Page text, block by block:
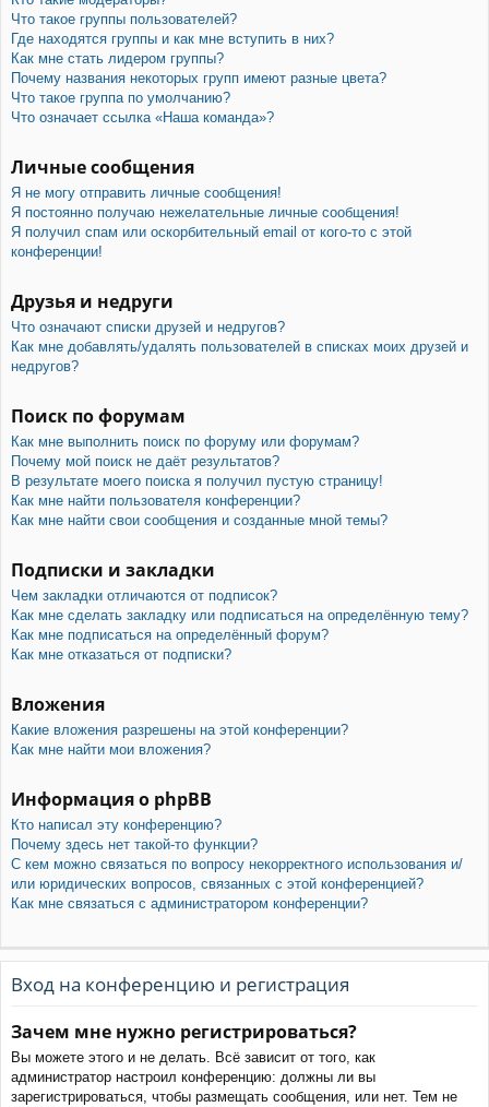
Что такое группы пользователей?
Где находятся группы и как мне вступить в них?
Как мне стать лидером группы?
Почему названия некоторых групп имеют разные цвета?
Что такое группа по умолчанию?
Что означает ссылка «Наша команда»?
Личные сообщения
Я не могу отправить личные сообщения!
Я постоянно получаю нежелательные личные сообщения!
Я получил спам или оскорбительный email от кого-то с этой
конференции!
Друзья и недруги
Что означают списки друзей и недругов?
Как мне добавлять/удалять пользователей в списках моих друзей и
недругов?
Поиск по форумам
Как мне выполнить поиск по форуму или форумам?
Почему мой поиск не даёт результатов?
В результате моего поиска я получил пустую страницу!
Как мне найти пользователя конференции?
Как мне найти свои сообщения и созданные мной темы?
Подписки и закладки
Чем закладки отличаются от подписок?
Как мне сделать закладку или подписаться на определённую тему?
Как мне подписаться на определённый форум?
Как мне отказаться от подписки?
Вложения
Какие вложения разрешены на этой конференции?
Как мне найти мои вложения?
Информация о phpBB
Кто написал эту конференцию?
Почему здесь нет такой-то функции?
С кем можно связаться по вопросу некорректного использования и/
или юридических вопросов, связанных с этой конференцией?
Как мне связаться с администратором конференции?
Вход на конференцию и регистрация
Зачем мне нужно регистрироваться?
Вы можете этого и не делать. Всё зависит от того, как
администратор настроил конференцию: должны ли вы
зарегистрироваться, чтобы размещать сообщения, или нет. Тем не